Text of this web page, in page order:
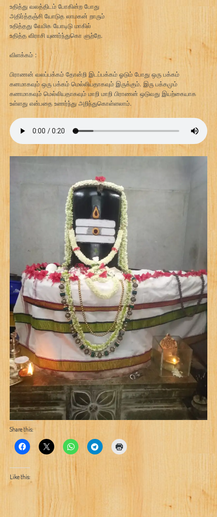
உதித்து வலத்திடம் போகின்ற போது
அதிர்த்தஞ்சி யோடுத லாமகன் றாரும்
உதித்தது வேமிக யோடிடு மாகில்
உதித்த விராசி யுணர்ந்துகொ ளுற்றே.
விளக்கம் :
பிராணன் வலப்பக்கம் தோன்றி இடப்பக்கம் ஓடும் போது ஒரு பக்கம்
கனமாகவும் ஒரு பக்கம் மெல்லியதாகவும் இருக்கும். இரு பக்கமும்
கணமாகவும் மெல்லியதாகவும் மாறி மாறி பிராணன் ஒடுவது இயற்கையாக
உள்ளது என்பதை உணர்ந்து அறிந்துகொள்ளலாம்.
Share this:
Like this: